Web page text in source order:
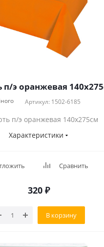
п/э оранжевая
Артикул: 1502-6185
п/э оранжевая 140х275см
Характеристики
Сравнить
320 ₽
В корзину